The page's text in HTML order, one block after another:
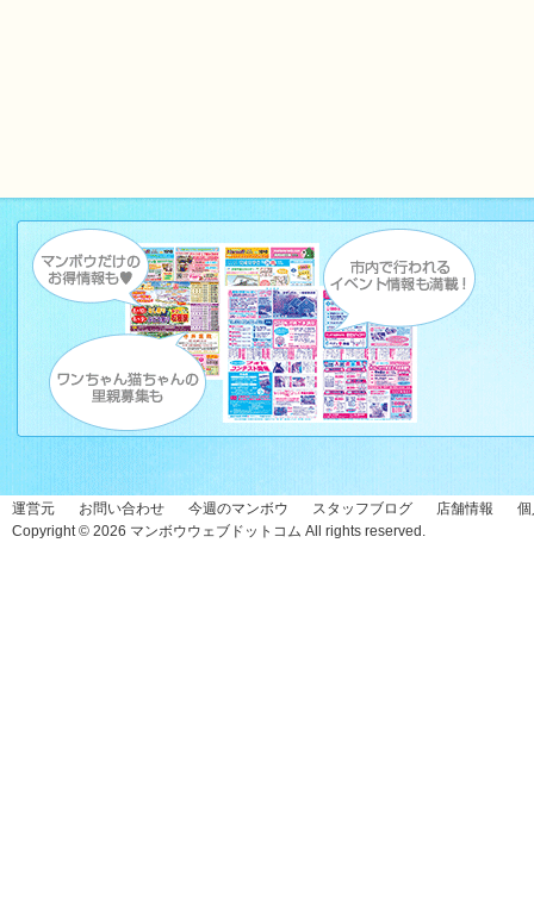
運営元 お問い合わせ 今週のマンボウ スタッフブログ 店舗情報
Copyright © 2026 マンボウウェブドットコム All rights reserved.